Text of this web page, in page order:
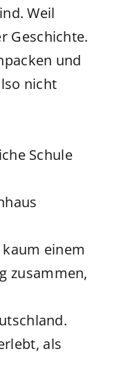
Weil
Geschichte.
und
nicht
Schule
einem
zusammen,
als